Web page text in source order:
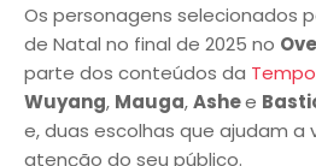
Os personagens selecionados
de Natal no final de 2025 no
parte dos conteúdos da
Wuyang, Mauga,Ashee
e, duas escolhas que ajudam a
atenção do seu público.